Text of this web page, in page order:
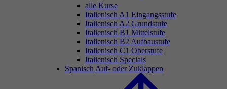
alle Kurse
Italienisch A1 Eingangsstufe
Italienisch A2 Grundstufe
Italienisch B1 Mittelstufe
Italienisch B2 Aufbaustufe
Italienisch C1 Oberstufe
Italienisch Specials
Spanisch Auf- oder Zuklappen